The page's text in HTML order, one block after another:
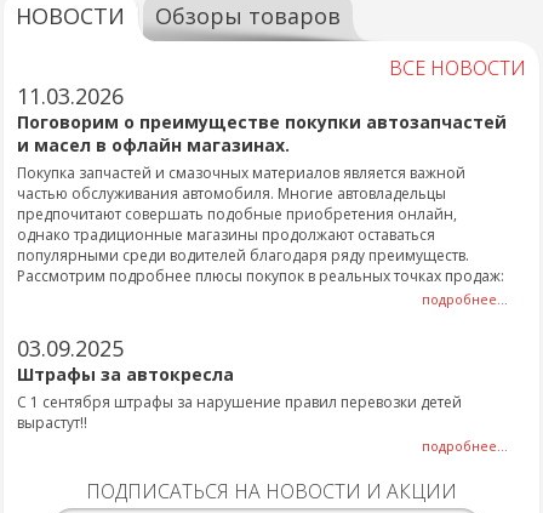
НОВОСТИ Обзоры товаров
ВСЕ НОВОСТИ
11.03.2026
Поговорим о преимуществе покупки автозапчастей
и масел в офлайн магазинах.
Покупка запчастей и смазочных материалов является важной
частью обслуживания автомобиля. Многие автовладельцы
предпочитают совершать подобные приобретения онлайн,
однако традиционные магазины продолжают оставаться
популярными среди водителей благодаря ряду преимуществ.
Рассмотрим подробнее плюсы покупок в реальных точках продаж:
подробнее...
03.09.2025
Штрафы за автокресла
С 1 сентября штрафы за нарушение правил перевозки детей
вырастут!!
подробнее...
ПОДПИСАТЬСЯ НА НОВОСТИ И АКЦИИ